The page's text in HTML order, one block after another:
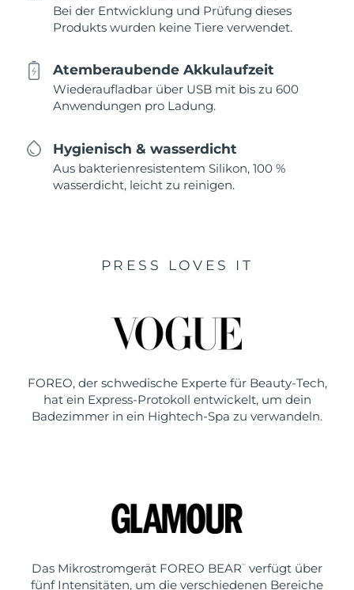
Bei der Entwicklung und Prüfung dieses
Produkts wurden keine Tiere verwendet.
Atemberaubende Akkulaufzeit
Wiederaufladbar über USB mit bis zu 600
Anwendungen pro Ladung.
Hygienisch & wasserdicht
Aus bakterienresistentem Silikon, 100 %
wasserdicht, leicht zu reinigen.
PRESS LOVES IT
FOREO, der schwedische Experte für Beauty-Tech,
hat ein Express-Protokoll entwickelt, um dein
Badezimmer in ein Hightech-Spa zu verwandeln.
Das Mikrostromgerät FOREO BEAR ™
verfügt über
fünf Intensitäten, um die verschiedenen Bereiche